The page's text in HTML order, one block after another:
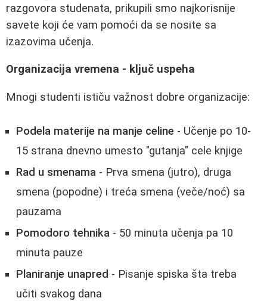
razgovora studenata, prikupili smo najkorisnije
savete koji će vam pomoći da se nosite sa
izazovima učenja.
Organizacija vremena - ključ uspeha
Mnogi studenti ističu važnost dobre organizacije:
Podela materije na manje celine - Učenje po 10-
15 strana dnevno umesto "gutanja" cele knjige
Rad u smenama - Prva smena (jutro), druga
smena (popodne) i treća smena (veče/noć) sa
pauzama
Pomodoro tehnika - 50 minuta učenja pa 10
minuta pauze
Planiranje unapred - Pisanje spiska šta treba
učiti svakog dana